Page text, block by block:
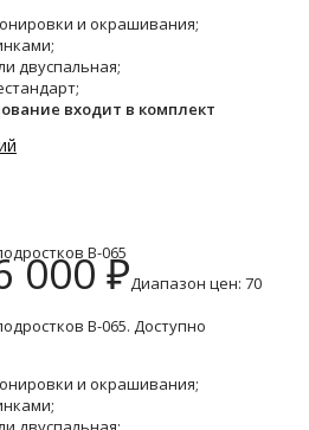
и окрашивания;
двуспальная;
входит в комплект
B-065
000₽Диапазон цен: 70
B-065. Доступно
и окрашивания;